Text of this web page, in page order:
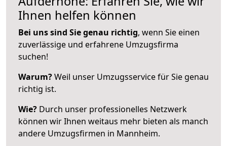
Ihnen helfen können
Bei uns sind Sie genau richtig, wenn Sie einen
zuverlässige und erfahrene Umzugsfirma
suchen!
Warum?Weil unser Umzugsservice für Sie genau
richtig ist.
Wie? Durch unser professionelles Netzwerk
können wir Ihnen weitaus mehr bieten als manch
andere Umzugsfirmen in Mannheim.